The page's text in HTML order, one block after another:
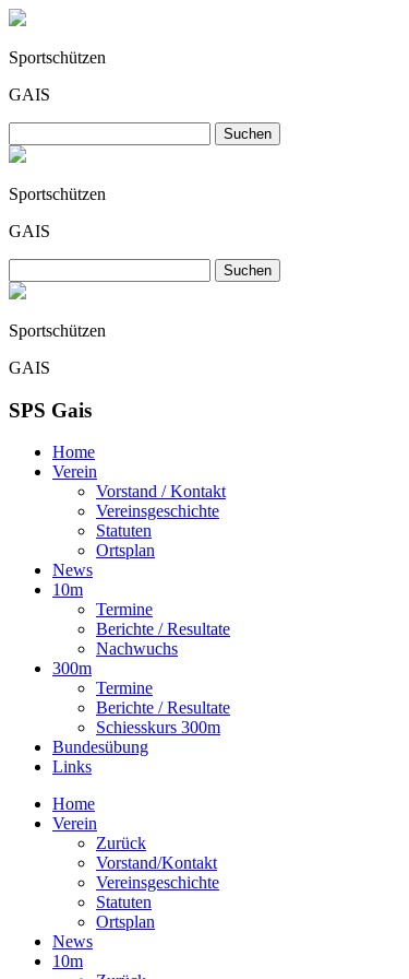
Sportschützen
GAIS
Sportschützen
GAIS
Sportschützen
GAIS
SPS Gais
Home
Verein
Vorstand / Kontakt
Vereinsgeschichte
Statuten
Ortsplan
News
10m
Termine
Berichte / Resultate
Nachwuchs
300m
Termine
Berichte / Resultate
Schiesskurs 300m
Bundesübung
Links
Home
Verein
Zurück
Vorstand/Kontakt
Vereinsgeschichte
Statuten
Ortsplan
News
10m